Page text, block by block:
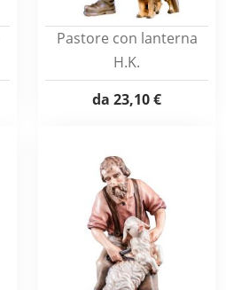
Pastore con lanterna
H.K.
da 23,10 €